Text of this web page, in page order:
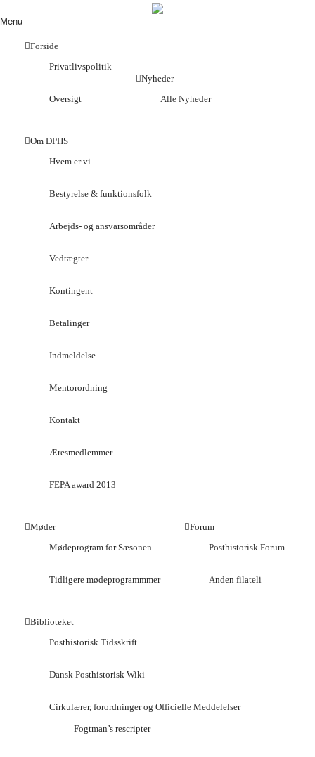
Menu
Forside
Privatlivspolitik
Oversigt
Nyheder
Alle Nyheder
Om DPHS
Hvem er vi
Bestyrelse & funktionsfolk
Arbejds- og ansvarsområder
Vedtægter
Kontingent
Betalinger
Indmeldelse
Mentorordning
Kontakt
Æresmedlemmer
FEPA award 2013
Møder
Mødeprogram for Sæsonen
Tidligere mødeprogrammmer
Forum
Posthistorisk Forum
Anden filateli
Biblioteket
Posthistorisk Tidsskrift
Dansk Posthistorisk Wiki
Cirkulærer, forordninger og Officielle Meddelelser
Fogtman’s rescripter